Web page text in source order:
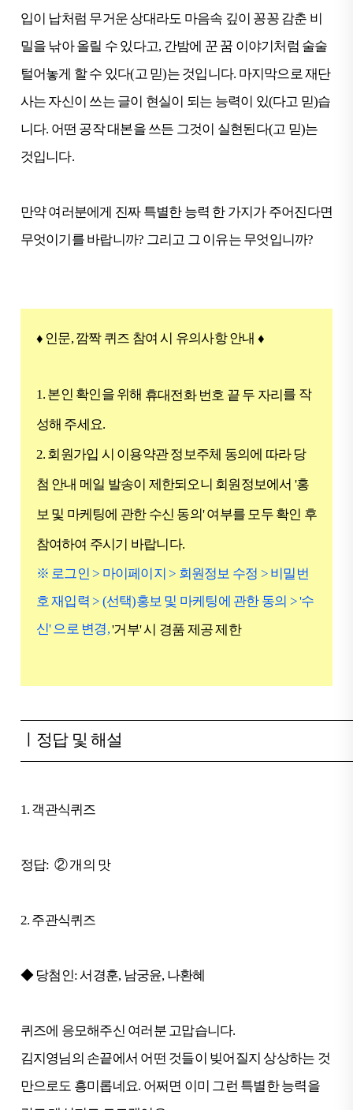
입이 납처럼 무거운 상대라도 마음속 깊이 꽁꽁 감춘 비
밀을 낚아 올릴 수 있다고, 간밤에 꾼 꿈 이야기처럼 술술
털어놓게 할 수 있다(고 믿)는 것입니다. 마지막으로 재단
사는 자신이 쓰는 글이 현실이 되는 능력이 있(다고 믿)습
니다. 어떤 공작 대본을 쓰든 그것이 실현된다(고 믿)는
것입니다.
만약 여러분에게 진짜 특별한 능력 한 가지가 주어진다면
무엇이기를 바랍니까? 그리고 그 이유는 무엇입니까?
♦ 인문, 깜짝 퀴즈 참여 시 유의사항 안내 ♦
1. 본인 확인을 위해 휴대전화 번호 끝 두 자리를 작
성해 주세요.
2. 회원가입 시 이용약관 정보주체 동의에 따라 당
첨 안내 메일 발송이 제한되오니 회원정보에서 '홍
보 및 마케팅에 관한 수신 동의' 여부를 모두 확인 후
참여하여 주시기 바랍니다.
※ 로그인 > 마이페이지 > 회원정보 수정 > 비밀번
호 재입력 > (선택)홍보 및 마케팅에 관한 동의 > '수
신' 으로 변경,'거부' 시 경품 제공 제한
ㅣ정답 및 해설
1. 객관식퀴즈
정답: ② 개의 맛
2. 주관식퀴즈
◆ 당첨인: 서경훈, 남궁윤, 나환혜
퀴즈에 응모해주신 여러분 고맙습니다.
김지영님의 손끝에서 어떤 것들이 빚어질지 상상하는 것
만으로도 흥미롭네요. 어쩌면 이미 그런 특별한 능력을